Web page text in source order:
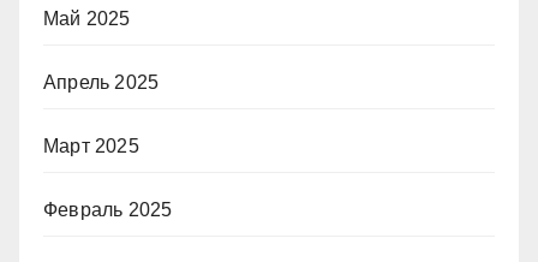
Май 2025
Апрель 2025
Март 2025
Февраль 2025